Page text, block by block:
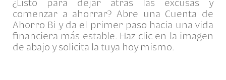
¿Listo para dejar atrás las excusas y
comenzar a ahorrar? Abre una Cuenta de
Ahorro Bi y da el primer paso hacia una vida
financiera más estable. Haz clic en la imagen
de abajo y solicita la tuya hoy mismo.